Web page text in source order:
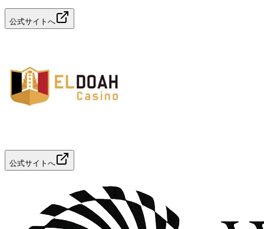
公式サイトへ
公式サイトへ